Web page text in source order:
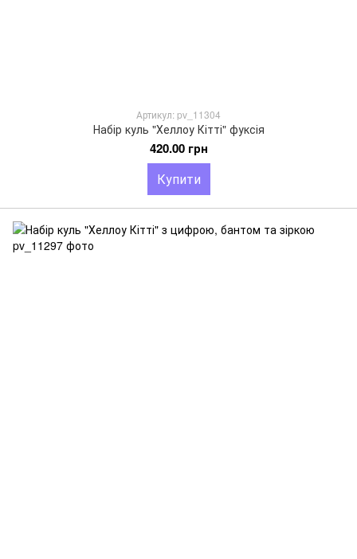
Артикул: pv_11304
Набір куль "Хеллоу Кітті" фуксія
420.00 грн
Купити